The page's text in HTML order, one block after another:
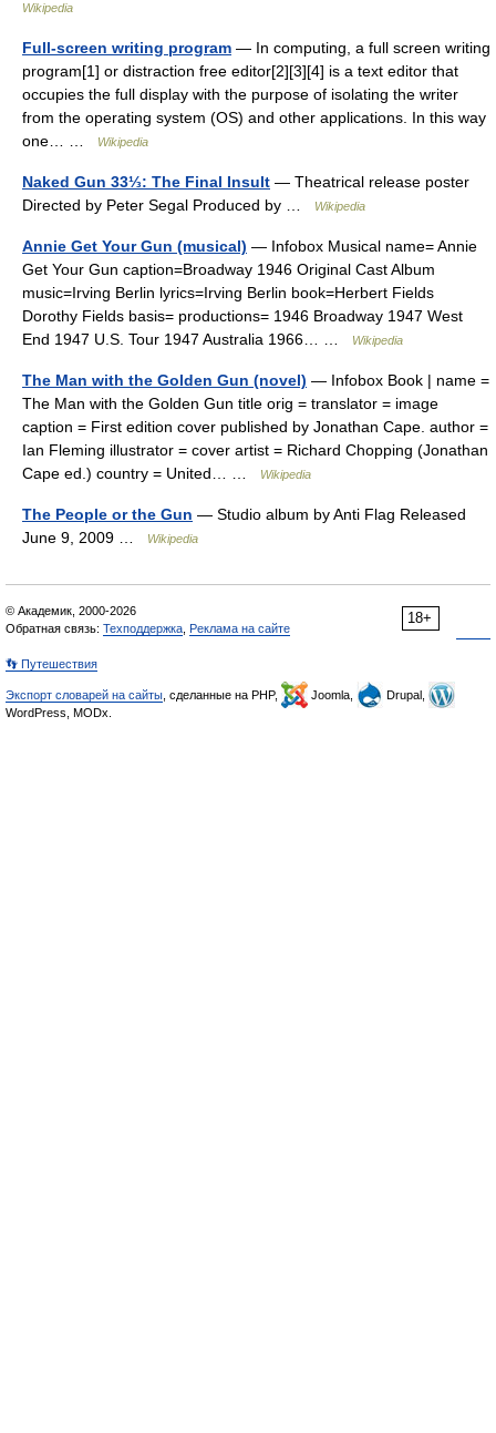
Wikipedia
Full-screen writing program — In computing, a full screen writing
program[1] or distraction free editor[2][3][4] is a text editor that
occupies the full display with the purpose of isolating the writer
from the operating system (OS) and other applications. In this way
one… …
Wikipedia
Naked Gun 33⅓: The Final Insult — Theatrical release poster
Directed by Peter Segal Produced by …
Wikipedia
Annie Get Your Gun (musical) — Infobox Musical name= Annie
Get Your Gun caption=Broadway 1946 Original Cast Album
music=Irving Berlin lyrics=Irving Berlin book=Herbert Fields
Dorothy Fields basis= productions= 1946 Broadway 1947 West
End 1947 U.S. Tour 1947 Australia 1966… …
Wikipedia
The Man with the Golden Gun (novel) — Infobox Book | name =
The Man with the Golden Gun title orig = translator = image
caption = First edition cover published by Jonathan Cape. author =
Ian Fleming illustrator = cover artist = Richard Chopping (Jonathan
Cape ed.) country = United… …
Wikipedia
The People or the Gun — Studio album by Anti Flag Released
June 9, 2009 …
Wikipedia
18+
© Академик, 2000-2026
Обратная связь: Техподдержка Реклама на сайте
👣 Путешествия
Экспорт словарей на сайты , сделанные на PHP, Joomla,
Drupal,
WordPress, MODx.